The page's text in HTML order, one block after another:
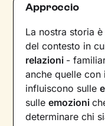
Approccio
La nostra storia
del contesto in
relazioni -
anche quelle
influiscono sulle
sulleemozioni
determinare chi